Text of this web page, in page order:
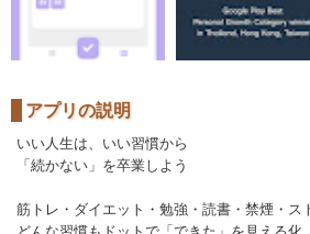
アプリの説明
いい人生は、いい習慣から
「続かない」を卒業しよう
筋トレ・ダイエット・勉強・読書・禁煙・ス